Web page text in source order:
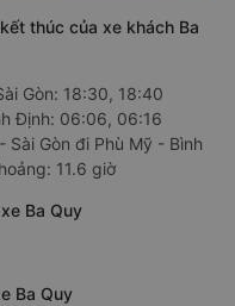
thúc của xe khách Ba
Gòn: 18:30, 18:40
Định: 06:06, 06:16
Gòn đi Phù Mỹ - Bình
11.6 giờ
Ba Quy
Ba Quy